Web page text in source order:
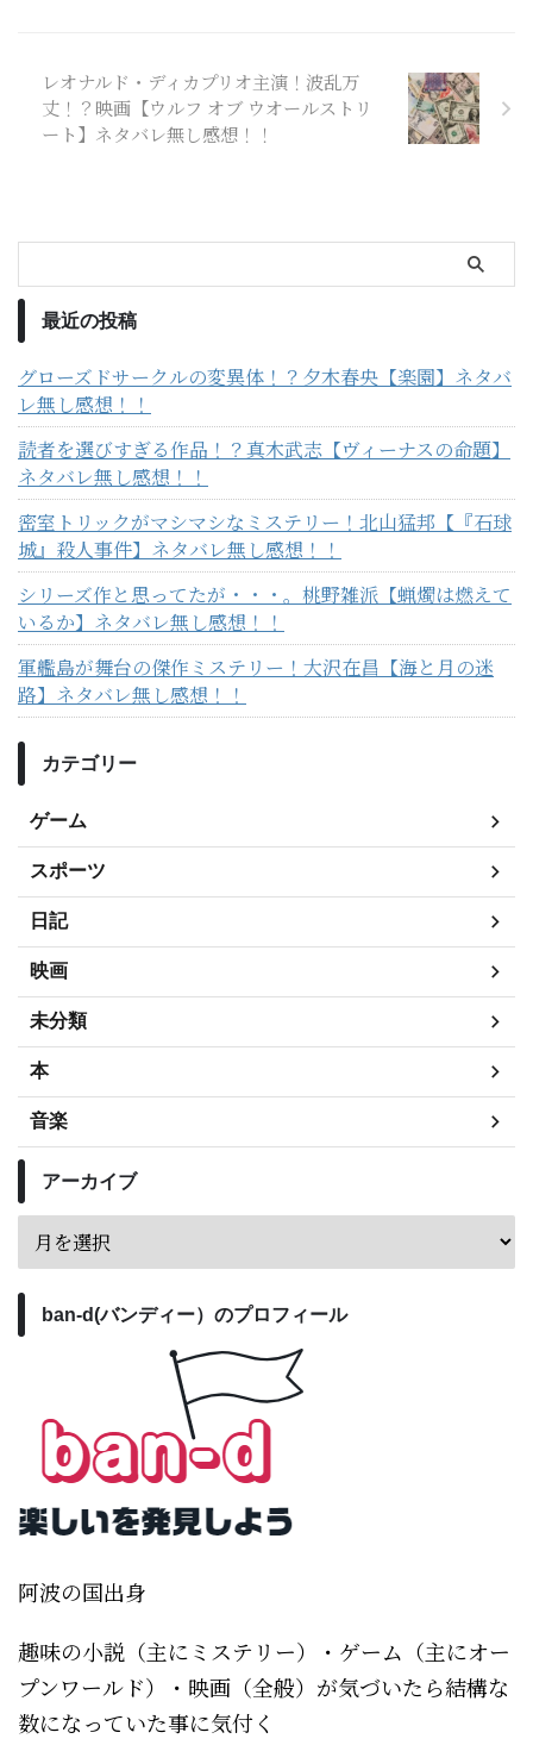
レオナルド・ディカプリオ主演！波乱万
丈！？映画【ウルフ オブ ウオールストリ
ート】ネタバレ無し感想！！
最近の投稿
グローズドサークルの変異体！？夕木春央【楽園】ネタバ
レ無し感想！！
読者を選びすぎる作品！？真木武志【ヴィーナスの命題】
ネタバレ無し感想！！
密室トリックがマシマシなミステリー！北山猛邦【『石球
城』殺人事件】ネタバレ無し感想！！
シリーズ作と思ってたが・・・。桃野雑派【蝋燭は燃えて
いるか】ネタバレ無し感想！！
軍艦島が舞台の傑作ミステリー！大沢在昌【海と月の迷
路】ネタバレ無し感想！！
カテゴリー
ゲーム
スポーツ
日記
映画
未分類
本
音楽
アーカイブ
ban-d(バンディー）のプロフィール
阿波の国出身
趣味の小説（主にミステリー）・ゲーム（主にオー
プンワールド）・映画（全般）が気づいたら結構な
数になっていた事に気付く